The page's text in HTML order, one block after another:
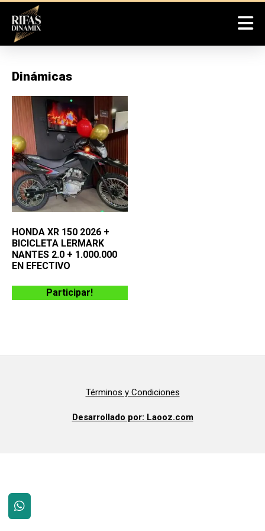
Dinámicas
HONDA XR 150 2026 +
BICICLETA LERMARK
NANTES 2.0 + 1.000.000
EN EFECTIVO
Participar!
Términos y Condiciones
Desarrollado por: Laooz.com